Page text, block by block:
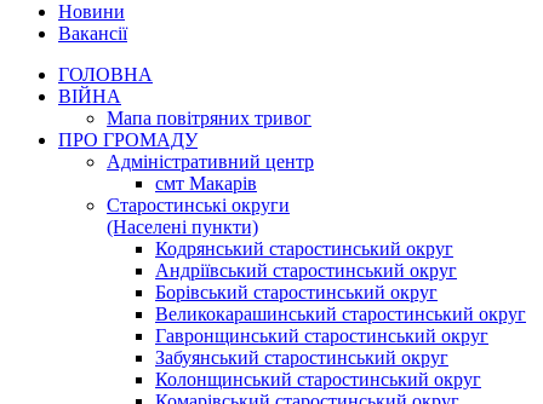
Новини
Вакансії
ГОЛОВНА
ВІЙНА
Мапа повітряних тривог
ПРО ГРОМАДУ
Aдміністративний центр
смт Макарів
Старостинські округи
(Населені пункти)
Кодрянський старостинський округ
Андріївський старостинський округ
Борівський старостинський округ
Великокарашинський старостинський округ
Гавронщинський старостинський округ
Забуянський старостинський округ
Колонщинський старостинський округ